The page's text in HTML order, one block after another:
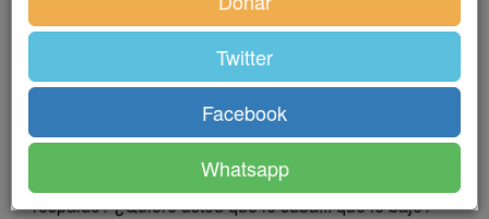
—Sírvase usted tomar asiento aquí...
—¿Cuál?
—Digo si gusta usted cortarse, rizarse...
—Quiero que me afeiten.
—Al momento, cabayero... ¿Le gusta a usted así el
respaldo? ¿Quiere usted que le suba... que le baje?
Twitter
Facebook
Whatsapp